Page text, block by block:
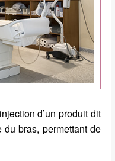
d’un produit dit
bras, permettant de